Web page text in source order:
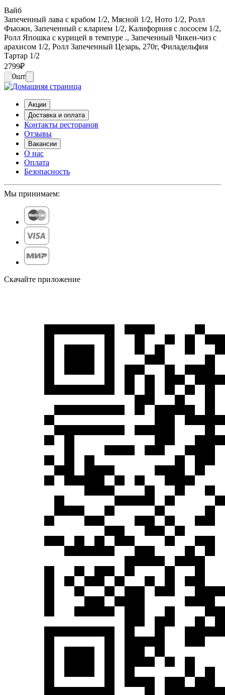
Вайб
Запеченный лава с крабом 1/2, Мясной 1/2, Ното 1/2, Ролл
Фьюжн, Запеченный с кларием 1/2, Калифорния с лососем 1/2,
Ролл Япошка с курицей в темпуре ., Запеченный Чикен-чиз с
арахисом 1/2, Ролл Запеченный Цезарь, 270г, Филадельфия
Тартар 1/2
2799₽
0шт
Акции
Доставка и оплата
Контакты ресторанов
Отзывы
Вакансии
О нас
Оплата
Безопасность
Мы принимаем:
Скачайте приложение